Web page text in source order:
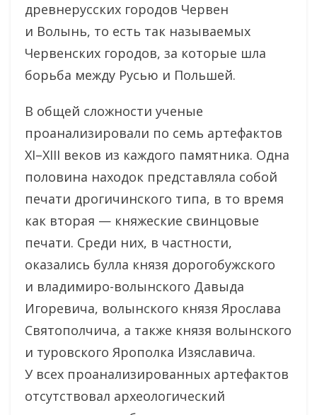
древнерусских городов Червен
и Волынь, то есть так называемых
Червенских городов, за которые шла
борьба между Русью и Польшей.
В общей сложности ученые
проанализировали по семь артефактов
XI–XIII веков из каждого памятника. Одна
половина находок представляла собой
печати дрогичинского типа, в то время
как вторая — княжеские свинцовые
печати. Среди них, в частности,
оказались булла князя дорогобужского
и владимиро-волынского Давыда
Игоревича, волынского князя Ярослава
Святополчича, а также князя волынского
и туровского Ярополка Изяславича.
У всех проанализированных артефактов
отсутствовал археологический